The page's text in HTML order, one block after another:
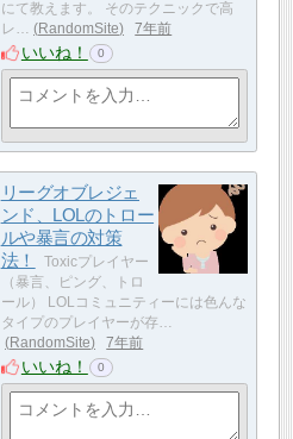
にて教えます。 そのテクニックで高
レ…
RandomSite 7年前
いいね！ 0
リーグオブレジェ
ンド、LOLのトロー
ルや暴言の対策
法！
Toxicプレイヤー
（暴言、ピング、トロ
ール） LOLコミュニティーには色んな
タイプのプレイヤーが存…
RandomSite
7年前
いいね！ 0